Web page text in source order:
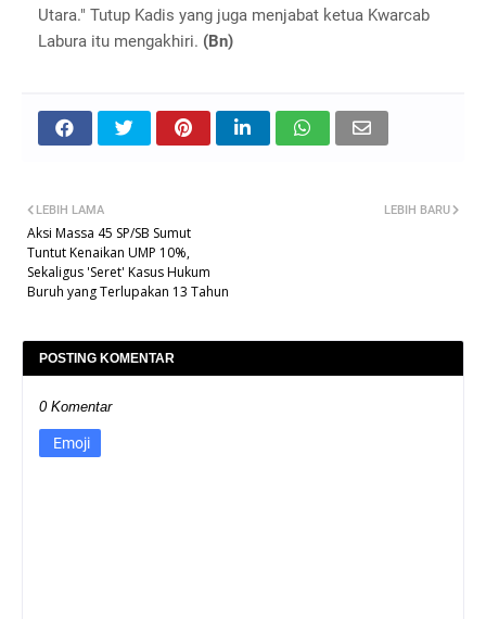
Utara." Tutup Kadis yang juga menjabat ketua Kwarcab
Labura itu mengakhiri. (Bn)
LEBIH BARU
LEBIH LAMA
Aksi Massa 45 SP/SB Sumut
Tuntut Kenaikan UMP 10%,
Sekaligus 'Seret' Kasus Hukum
Buruh yang Terlupakan 13 Tahun
POSTING KOMENTAR
0 Komentar
Emoji